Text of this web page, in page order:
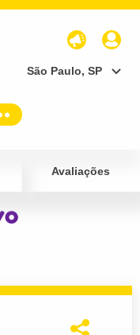
São Paulo, SP
Avaliações